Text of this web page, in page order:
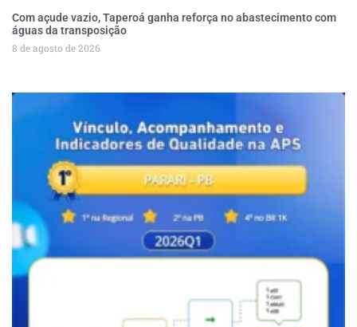
Com açude vazio, Taperoá ganha reforça no abastecimento com
águas da transposição
8 de agosto de 2026